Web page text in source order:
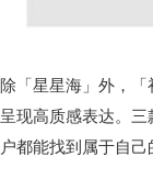
除「星星海」外，
呈现高质感表达。
户都能找到属于自己